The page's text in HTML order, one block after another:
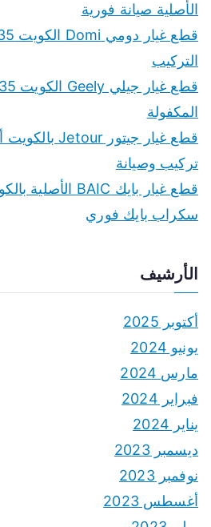
الأصلية صيانة فورية
التركيب
المكفولة
تركيب وصيانة
سكراب بايك فوري
الأرشيف
أكتوبر 2025
يونيو 2024
مارس 2024
فبراير 2024
يناير 2024
ديسمبر 2023
نوفمبر 2023
أغسطس 2023